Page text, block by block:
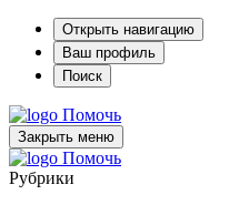
Открыть навигацию
Ваш профиль
Поиск
Помочь
Закрыть меню
Помочь
Рубрики